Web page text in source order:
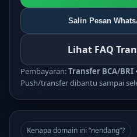
Salin Pesan
Lihat FAQ
Pembayaran:Transfer BCA/BRI •
Push/transfer dibantu sampai
Kenapa domain ini “nendang”?